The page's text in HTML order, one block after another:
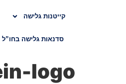
קייטנות גלישה
סדנאות גלישה בחו”ל
logo